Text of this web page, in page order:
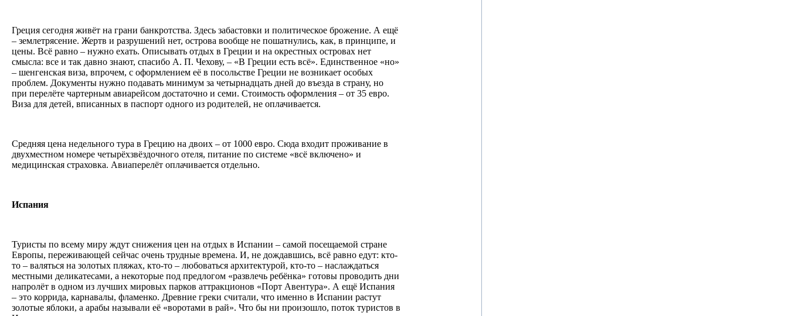
Греция сегодня живёт на грани банкротства. Здесь забастовки и политическое брожение. А ещё
– землетрясение. Жертв и разрушений нет, острова вообще не пошатнулись, как, в принципе, и
цены. Всё равно – нужно ехать. Описывать отдых в Греции и на окрестных островах нет
смысла: все и так давно знают, спасибо А. П. Чехову, – «В Греции есть всё». Единственное «но»
– шенгенская виза, впрочем, с оформлением её в посольстве Греции не возникает особых
проблем. Документы нужно подавать минимум за четырнадцать дней до въезда в страну, но
при перелёте чартерным авиарейсом достаточно и семи. Стоимость оформления – от 35 евро.
Виза для детей, вписанных в паспорт одного из родителей, не оплачивается.
Средняя цена недельного тура в Грецию на двоих – от 1000 евро. Сюда входит проживание в
двухместном номере четырёхзвёздочного отеля, питание по системе «всё включено» и
медицинская страховка. Авиаперелёт оплачивается отдельно.
Испания
Туристы по всему миру ждут снижения цен на отдых в Испании – самой посещаемой стране
Европы, переживающей сейчас очень трудные времена. И, не дождавшись, всё равно едут: кто-
то – валяться на золотых пляжах, кто-то – любоваться архитектурой, кто-то – наслаждаться
местными деликатесами, а некоторые под предлогом «развлечь ребёнка» готовы проводить дни
напролёт в одном из лучших мировых парков аттракционов «Порт Авентура». А ещё Испания
– это коррида, карнавалы, фламенко. Древние греки считали, что именно в Испании растут
золотые яблоки, а арабы называли её «воротами в рай». Что бы ни произошло, поток туристов в